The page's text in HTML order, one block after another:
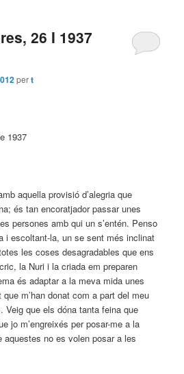
26 I 1937
pert
1937
aquella provisió d’alegria que
és tan encoratjador passar unes
persones amb qui un s’entén. Penso
i escoltant-la, un se sent més inclinat
les coses desagradables que ens
la Nuri i la criada em preparen
és adaptar a la meva mida unes
m’han donat com a part del meu
Veig que els dóna tanta feina que
jo m’engreixés per posar-me a la
aquestes no es volen posar a les